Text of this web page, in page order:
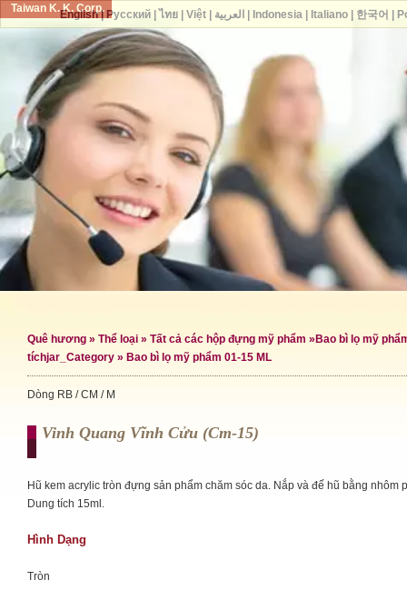
Taiwan K. K. Corp.
Quê hương » Thể loại » Tất cả các hộp đựng mỹ phẩm » Bao bì lọ mỹ
tíchjar_Category » Bao bì lọ mỹ phẩm 01-15 ML
Dòng RB / CM / M
Vinh Quang Vĩnh Cửu (cm-15)
Hũ kem acrylic tròn đựng sản phẩm chăm sóc da. Nắp và đế hũ bằng nhôm
Dung tích 15ml.
Hình Dạng
Tròn
English| Русский| ไทย| Việt| العربية Indonesia| Italiano| 한국어